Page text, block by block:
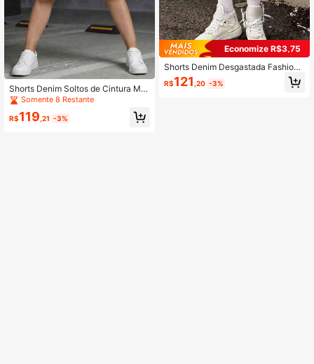
Shorts Denim Soltos de Cintura Mé
dia, Estilo Casual de Rua, Elásticos,
para Adolescentes
Somente 8 Restante
R$119 ,21 -3%
Economize R$3,75
Shorts Denim Desgastada Fashion
para Meninos Pré-Adolescentes, A
dequada para Passeios de Verão
R$121 ,20 -3%